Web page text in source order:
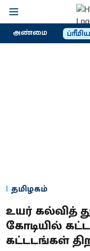
அண்மை
தமிழகம்
உயர் கல்வித்
கோடியில்
கட்டடங்கள்